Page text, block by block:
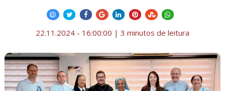
22.11.2024 - 16:00:00 | 3 minutos de leitura